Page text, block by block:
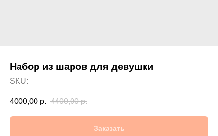
Набор из шаров для девушки
SKU:
4000,00 р. 4400,00 р.
Заказать